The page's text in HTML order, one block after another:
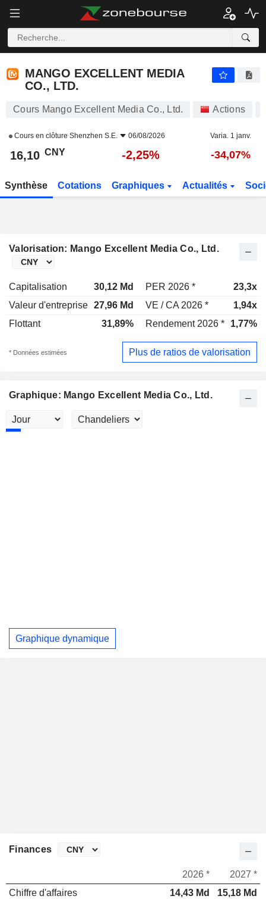
MANGO EXCELLENT MEDIA
CO., LTD.
Cours Mango Excellent Media Co., Ltd. Actions
Cours en clôture Shenzhen S.E. 06/08/2026 Varia. 1 janv.
16,10 CNY -2,25% -34,07%
Synthèse Cotations Graphiques Actualités
Valorisation: Mango Excellent Media Co., Ltd.
Capitalisation 30,12 Md PER 2026 *
23,3x
Valeur d'entreprise 27,96 Md VE / CA 2026 *
1,94x
Flottant
31,89% Rendement 2026 * 1,77%
* Données estimées Plus de ratios de valorisation
Graphique: Mango Excellent Media Co., Ltd.
Graphique dynamique
Finances
2026 *
2027 *
Chiffre d'affaires
14,43 Md
15,18 Md